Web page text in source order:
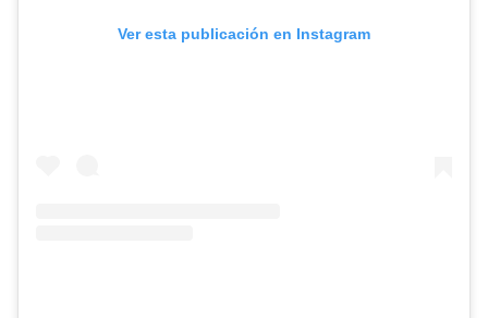
Ver esta publicación en Instagram